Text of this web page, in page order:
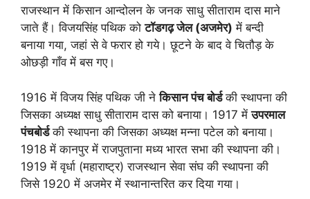
राजस्थान में किसान आन्दोलन के जनक साधु सीताराम दास माने
जाते हैं। विजयसिंह पथिक कोटॉडगढ़ जेल (अजमेर) में बन्दी
बनाया गया, जहां से वे फरार हो गये। छूटने के बाद वे चितौड़ के
ओछड़ी गाँव में बस गए।
1916 में विजय सिंह पथिक जी नेकिसान पंच बोर्डकी स्थापना की
जिसका अध्यक्ष साधु सीताराम दास को बनाया। 1917 मेंउपरमाल
पंचबोर्डकी स्थापना की जिसका अध्यक्ष मन्ना पटेल को बनाया।
1918 में कानपुर में राजपुताना मध्य भारत सभा की स्थापना की।
1919 में वृर्धा (महाराष्ट्र) राजस्थान सेवा संघ की स्थापना की
जिसे 1920 में अजमेर में स्थानान्तरित कर दिया गया।